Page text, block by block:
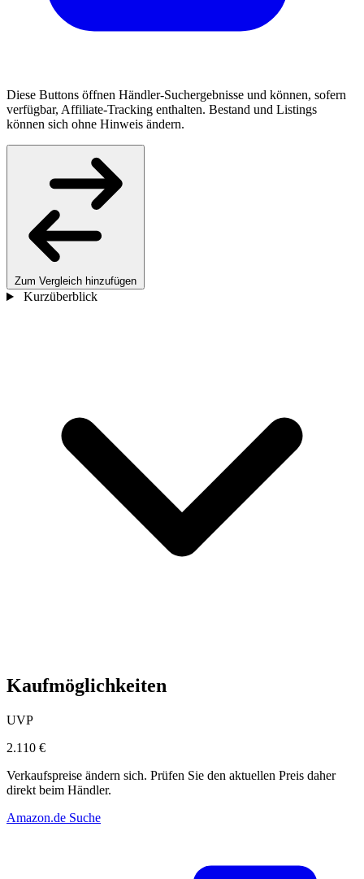
Diese Buttons öffnen Händler-Suchergebnisse und können, sofern
verfügbar, Affiliate-Tracking enthalten. Bestand und Listings
können sich ohne Hinweis ändern.
Zum Vergleich hinzufügen
Kurzüberblick
Kaufmöglichkeiten
UVP
2.110 €
Verkaufspreise ändern sich. Prüfen Sie den aktuellen Preis daher
direkt beim Händler.
Amazon.de Suche